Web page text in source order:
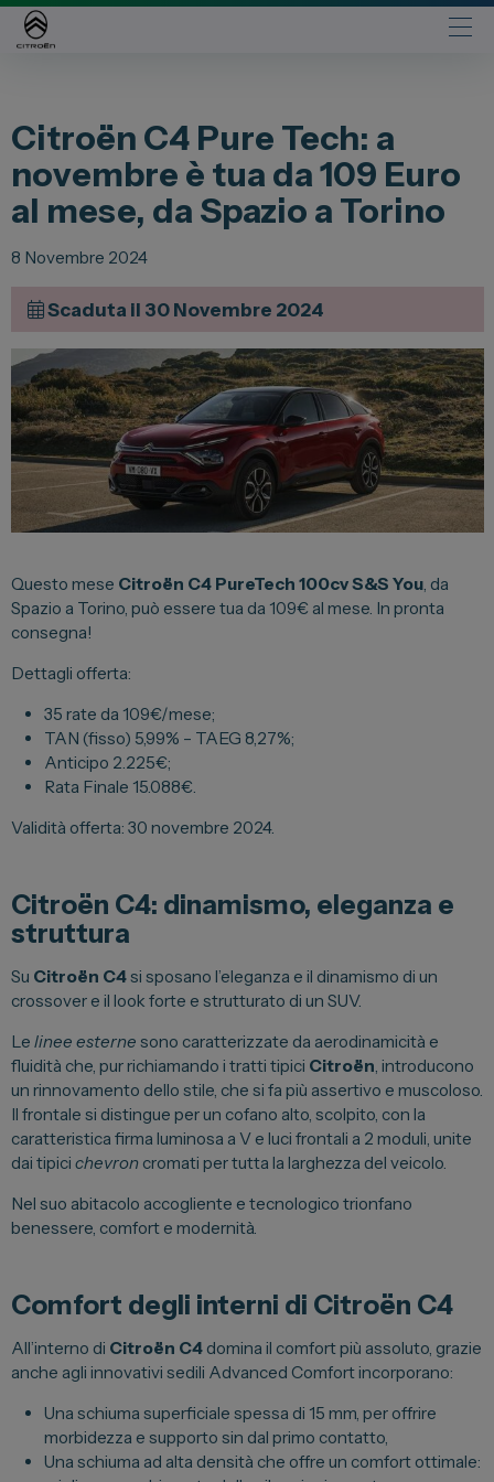
Fiat
Abarth
Lancia
Alfa Romeo
Jeep
Opel
Peugeot
Citroen
Leapmotor
Lexus
Dongfeng
Veicoli Commerciali
Fiat Professional
Citroen
Toyota
Auto Usate e Km Zero
Officina
Carrozzeria
Soluzioni Business
Convenzioni
Dipendenti Stellantis
Promozioni
Il Gruppo Spazio
Impegno per il Sociale
Comunità Energetica
Sedi e Recapiti
News ed Eventi
Citroën C4 Pure Tech: a
novembre è tua da 109 Euro
al mese, da Spazio a Torino
8 Novembre 2024
Scaduta il 30 Novembre 2024
Questo mese Citroën C4 PureTech 100cv S&S You, da
Spazio a Torino, può essere tua da 109€ al mese. In pronta
consegna!
Dettagli offerta:
35 rate da 109€/mese;
TAN (fisso) 5,99% – TAEG 8,27%;
Anticipo 2.225€;
Rata Finale 15.088€.
Validità offerta: 30 novembre 2024.
Citroën C4: dinamismo, eleganza e
struttura
Su Citroën C4si sposano l’eleganza e il dinamismo di un
crossover e il look forte e strutturato di un SUV.
Le linee esterne sono caratterizzate da aerodinamicità e
fluidità che, pur richiamando i tratti tipici Citroën, introducono
un rinnovamento dello stile, che si fa più assertivo e muscoloso.
Il frontale si distingue per un cofano alto, scolpito, con la
caratteristica firma luminosa a V e luci frontali a 2 moduli, unite
dai tipici chevron cromati per tutta la larghezza del veicolo.
Nel suo abitacolo accogliente e tecnologico trionfano
benessere, comfort e modernità.
Comfort degli interni di Citroën C4
All’interno di Citroën C4domina il comfort più assoluto, grazie
anche agli innovativi sedili Advanced Comfort incorporano:
Una schiuma superficiale spessa di 15 mm, per offrire
morbidezza e supporto sin dal primo contatto,
Una schiuma ad alta densità che offre un comfort ottimale: